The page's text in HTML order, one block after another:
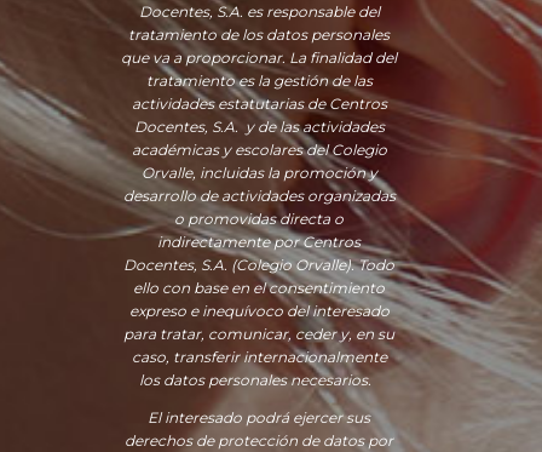
Docentes, S.A. es responsable del
tratamiento de los datos personales
que va a proporcionar. La finalidad del
tratamiento es la gestión de las
actividades estatutarias de Centros
Docentes, S.A. y de las actividades
académicas y escolares del Colegio
Orvalle, incluidas la promoción y
desarrollo de actividades organizadas
o promovidas directa o
indirectamente por Centros
Docentes, S.A. (Colegio Orvalle). Todo
ello con base en el consentimiento
expreso e inequívoco del interesado
para tratar, comunicar, ceder y, en su
caso, transferir internacionalmente
los datos personales necesarios.
El interesado podrá ejercer sus
derechos de protección de datos por